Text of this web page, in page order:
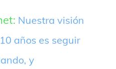
Nuestra visión
años es seguir
y